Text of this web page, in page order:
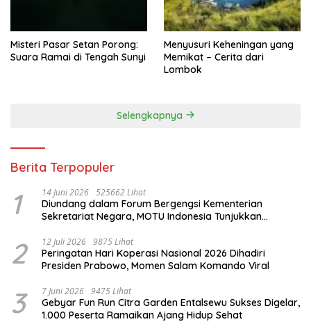
Misteri Pasar Setan Porong:
Suara Ramai di Tengah Sunyi
Menyusuri Keheningan yang
Memikat – Cerita dari
Lombok
Selengkapnya
Berita Terpopuler
1 14 Juni 2026 525662 Lihat
Diundang dalam Forum Bergengsi Kementerian
Sekretariat Negara, MOTU Indonesia Tunjukkan
2 12 Juli 2026 9875 Lihat
Peringatan Hari Koperasi Nasional 2026 Dihadiri
Presiden Prabowo, Momen Salam Komando Viral
3 7 Juni 2026 9475 Lihat
Gebyar Fun Run Citra Garden Entalsewu Sukses Digelar,
1.000 Peserta Ramaikan Ajang Hidup Sehat